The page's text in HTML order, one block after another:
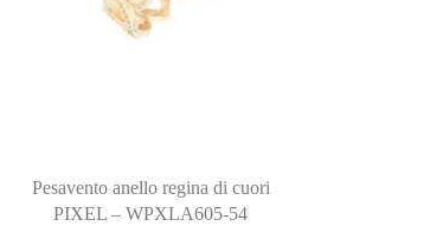
Pesavento anello regina di cuori
PIXEL – WPXLA605-54